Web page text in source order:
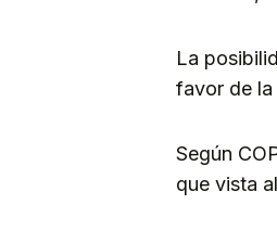
La
favor de la
Según
que vista